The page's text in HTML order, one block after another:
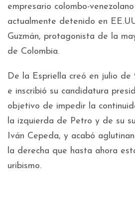
empresario colombo-
actualmente detenido en
Guzmán, protagonista de la
de Colombia.
De la Espriella creó en julio de
e inscribió su candidatura
objetivo de impedir la
la izquierda de Petro y de su
Iván Cepeda, y acabó
la derecha que hasta ahora
uribismo.